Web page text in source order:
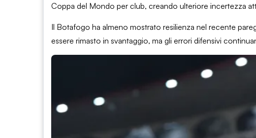
Coppa del Mondo per club, creando ulteriore incertezza
Il Botafogo ha almeno mostrato resilienza nel recente
essere rimasto in svantaggio, ma gli errori difensivi